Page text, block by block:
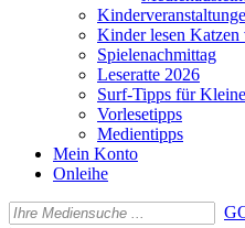
Kinder lesen Katzen
Spielenachmittag
Leseratte 2026
Surf-Tipps für
Vorlesetipps
Medientipps
Mein Konto
Onleihe